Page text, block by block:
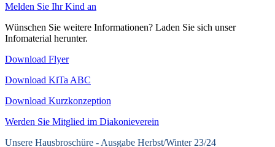
Melden Sie Ihr Kind an
Wünschen Sie weitere Informationen? Laden Sie sich unser
Infomaterial herunter.
Download Flyer
Download KiTa ABC
Download Kurzkonzeption
Werden Sie Mitglied im Diakonieverein
Unsere Hausbroschüre - Ausgabe Herbst/Winter 23/24